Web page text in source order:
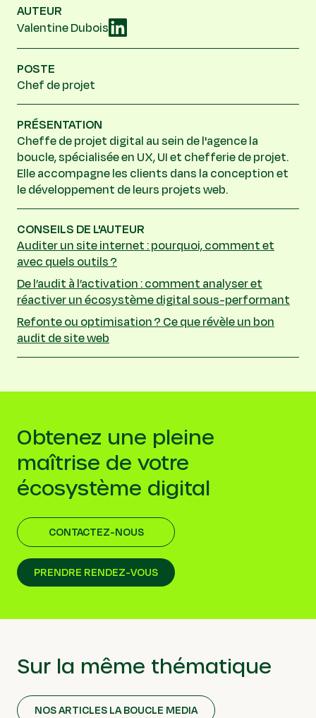
AUTEUR
Valentine Dubois
POSTE
Chef de projet
PRÉSENTATION
Cheffe de projet digital au sein de l'agence la
boucle, spécialisée en UX, UI et chefferie de projet.
Elle accompagne les clients dans la conception et
le développement de leurs projets web.
CONSEILS DE L'AUTEUR
Auditer un site internet : pourquoi, comment et
avec quels outils ?
De l’audit à l’activation : comment analyser et
réactiver un écosystème digital sous-performant
Refonte ou optimisation ? Ce que révèle un bon
audit de site web
Obtenez une pleine
maîtrise de votre
écosystème digital
CONTACTEZ-NOUS
PRENDRE RENDEZ-VOUS
Sur la même thématique
NOS ARTICLES LA BOUCLE MEDIA